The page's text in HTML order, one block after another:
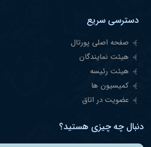
دسترسی سریع
صفحه اصلی پورتال
هیئت نمایندگان
هیئت رئیسه
کمیسیون ها
عضویت در اتاق
دنبال چه چیزی هستید؟